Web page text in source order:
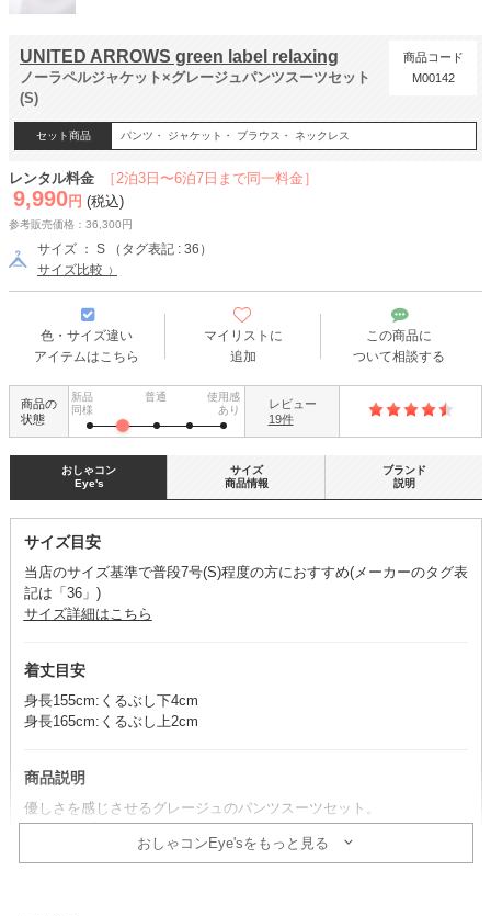
UNITED ARROWS green label relaxing
ノーラペルジャケット×グレージュパンツスーツセット
(S)
商品コード
M00142
セット商品 パンツ・ ジャケット・ ブラウス・ ネックレス
［2泊3日〜6泊7日まで同一料金］
レンタル料金
9,990 円 (税込)
参考販売価格：36,300円
サイズ ： S （タグ表記 : 36）
サイズ比較
色・サイズ違い
アイテムはこちら
マイリストに
追加
この商品に
ついて相談する
商品の
状態
新品
同様
普通
使用感
あり
レビュー
19件
おしゃコン
Eye's
サイズ目安
当店のサイズ基準で普段7号(S)程度の方におすすめ(メーカーのタグ表
記は「36」)
サイズ詳細はこちら
着丈目安
身長155cm:くるぶし下4cm
身長165cm:くるぶし上2cm
商品説明
優しさを感じさせるグレージュのパンツスーツセット。
センタープレスされたパンツが、スタイリッシュに魅せてくれます。
※パンツ・ジャケット・ブラウス・ネックレスのセット商品です。そ
おしゃコンEye'sをもっと見る
サイズ
商品情報
ブランド
説明